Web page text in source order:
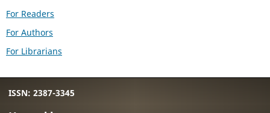
For Readers
For Authors
For Librarians
ISSN: 2387-3345